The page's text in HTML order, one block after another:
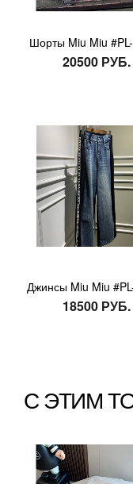
Шорты Miu Miu
20500 РУБ.
Джинсы Miu Miu
18500 РУБ.
С ЭТИМ